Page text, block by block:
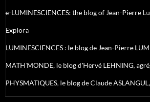
e-LUMINESCIENCES: the blog of Jean-Pierre
Explora
LUMINESCIENCES : le blog de Jean-Pierre
MATH'MONDE, le blog d'Hervé LEHNING,
PHYSMATIQUES, le blog de Claude